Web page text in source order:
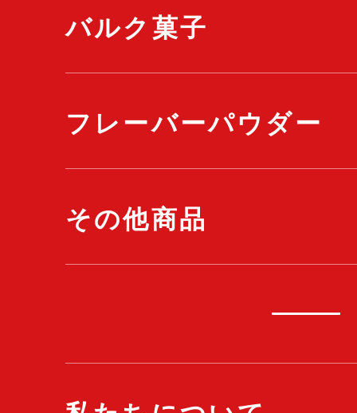
バルク菓子
フレーバーパウダー
その他商品